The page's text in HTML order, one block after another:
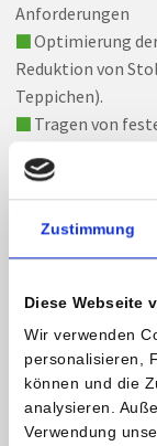
Zustimmung
Diese Webseite
Wir verwenden
personalisieren,
können und die
analysieren.
Verwendung
Anforderungen
■Optimierung
Reduktion von
Teppichen).
■ Tragen von
■Parallele
(Depression,
Der sensorische
Menschen mit
identifizieren. In
Umgebung und
anhaltende